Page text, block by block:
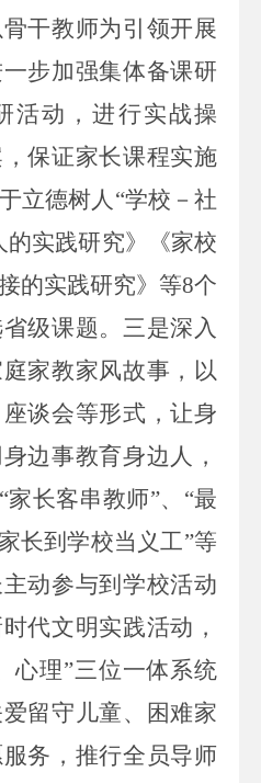
干教师为引领开展
步加强集体备课研
活动，进行实战操
保证家长课程实施
立德树人 “学校－社
的实践研究》《家校
的实践研究》等8个
级课题。 三是深入
家教家风故事 ， 以
谈会等形式 ，让身
身边事教育身边人 ，
家长客串教师”、“最
长到学校当义工”等
动参与到学校活动
代文明实践活动，
心理”三位一体系统
留守儿童、困难家
务 ， 推行全员导师